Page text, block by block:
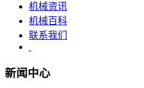
机械资讯
机械百科
联系我们
新闻中心